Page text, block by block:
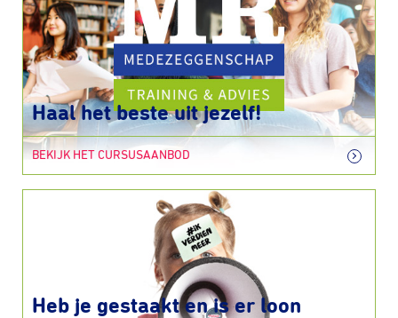
Haal het beste uit jezelf!
BEKIJK HET CURSUSAANBOD
Heb je gestaakt en is er loon